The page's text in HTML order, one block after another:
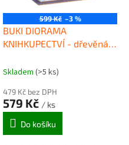
599 Kč –3 %
BUKI DIORAMA
KNIHKUPECTVÍ - dřevěná
osvětlením
Skladem (>5 ks)
479 Kč bez DPH
579 Kč / ks
Do košíku